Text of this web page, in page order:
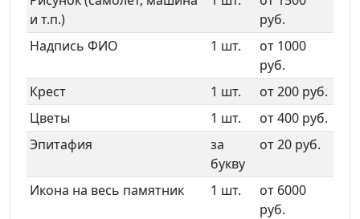
и т.п.)
руб.
Надпись ФИО
1 шт.
от 1000
руб.
Крест
1 шт.
от 200 руб.
Цветы
1 шт.
от 400 руб.
Эпитафия
за
букву
от 20 руб.
Икона на весь памятник 1 шт.
от 6000
руб.